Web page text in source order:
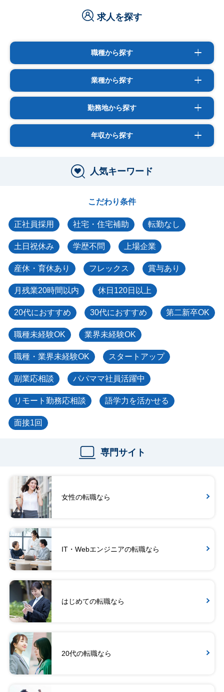
求人を探す
職種から探す
業種から探す
勤務地から探す
年収から探す
人気キーワード
こだわり条件
正社員採用 社宅・住宅補助 転勤なし
土日祝休み 学歴不問 上場企業
産休・育休あり フレックス 賞与あり
月残業20時間以内 休日120日以上
20代におすすめ 30代におすすめ 第二新卒OK
職種未経験OK 業界未経験OK
職種・業界未経験OK スタートアップ
副業応相談 パパママ社員活躍中
リモート勤務応相談 語学力を活かせる
面接1回
専門サイト
女性の転職なら
IT・Webエンジニアの転職なら
はじめての転職なら
20代の転職なら